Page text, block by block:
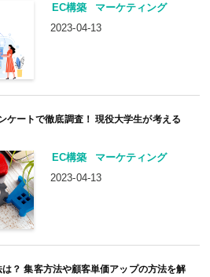
EC構築
マーケティング
2023-04-13
ケートで徹底調査！ 現役大学生が考える
EC構築
マーケティング
2023-04-13
？ 集客方法や顧客単価アップの方法を解